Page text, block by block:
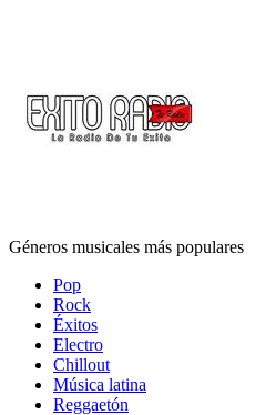
Géneros musicales más populares
Pop
Rock
Éxitos
Electro
Chillout
Música latina
Reggaetón